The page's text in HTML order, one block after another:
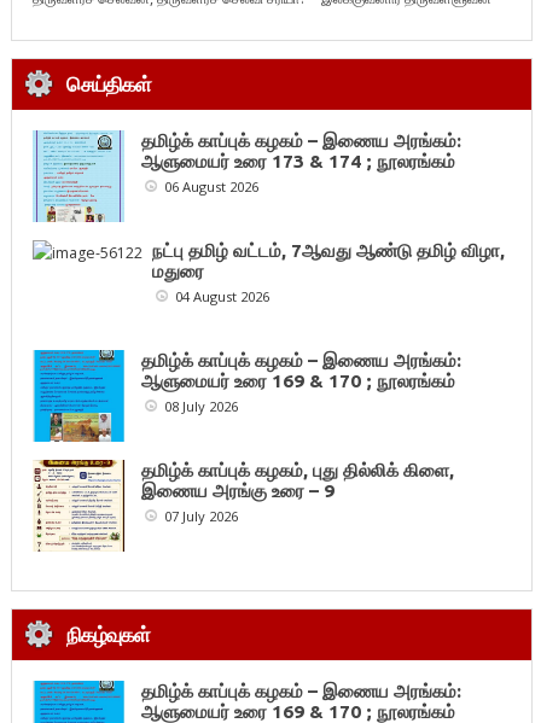
செய்திகள்
தமிழ்க் காப்புக் கழகம் – இணைய அரங்கம்:
ஆளுமையர் உரை 173 & 174 ; நூலரங்கம்
06 August 2026
நட்பு தமிழ் வட்டம், 7ஆவது ஆண்டு தமிழ் விழா,
மதுரை
04 August 2026
தமிழ்க் காப்புக் கழகம் – இணைய அரங்கம்:
ஆளுமையர் உரை 169 & 170 ; நூலரங்கம்
08 July 2026
தமிழ்க் காப்புக் கழகம், புது தில்லிக் கிளை,
இணைய அரங்கு உரை – 9
07 July 2026
நிகழ்வுகள்
தமிழ்க் காப்புக் கழகம் – இணைய அரங்கம்:
ஆளுமையர் உரை 169 & 170 ; நூலரங்கம்